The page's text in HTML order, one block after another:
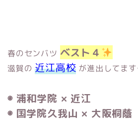
春のセンバツ ベスト４
滋賀の近江高校 が進出してま
◉ 浦和学院 × 近江
◉ 国学院久我山 × 大阪桐蔭